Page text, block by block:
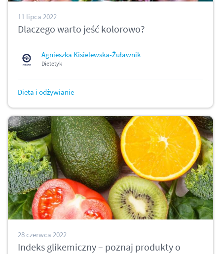
11 lipca 2022
Dlaczego warto jeść kolorowo?
Agnieszka Kisielewska-Żuławnik
Dietetyk
Dieta i odżywianie
28 czerwca 2022
Indeks glikemiczny – poznaj produkty o